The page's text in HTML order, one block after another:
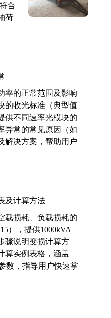
合
荷
率的正常范围及影响
的收光标准（典型值
供不同速率光模块的
异常的常见原因（如
解决方案，帮助用户
及计算方法
载损耗、负载损耗的
），提供1000kVA
骤说明变损计算方
算实例表格，涵盖
数，指导用户快速掌